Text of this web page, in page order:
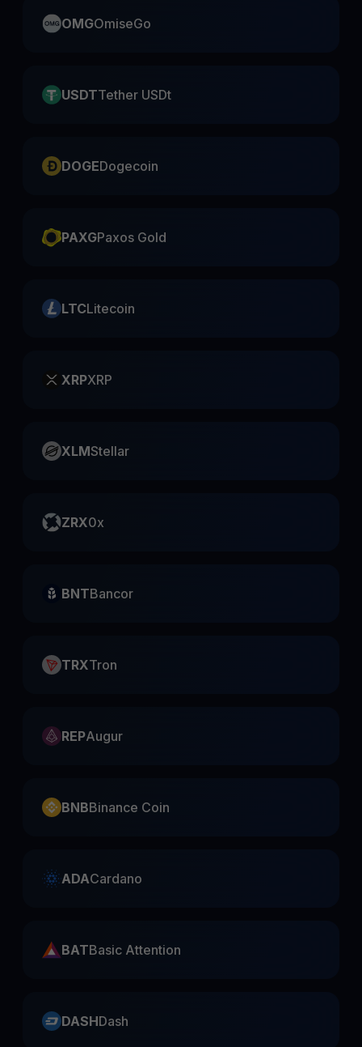
OMGOmiseGo
USDTTether USDt
DOGEDogecoin
PAXGPaxos Gold
LTCLitecoin
XRPXRP
XLMStellar
ZRX0x
BNTBancor
TRXTron
REPAugur
BNBBinance Coin
ADACardano
BATBasic Attention
DASHDash